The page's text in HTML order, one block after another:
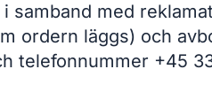
med
ordern läggs) och
telefonnummer +45